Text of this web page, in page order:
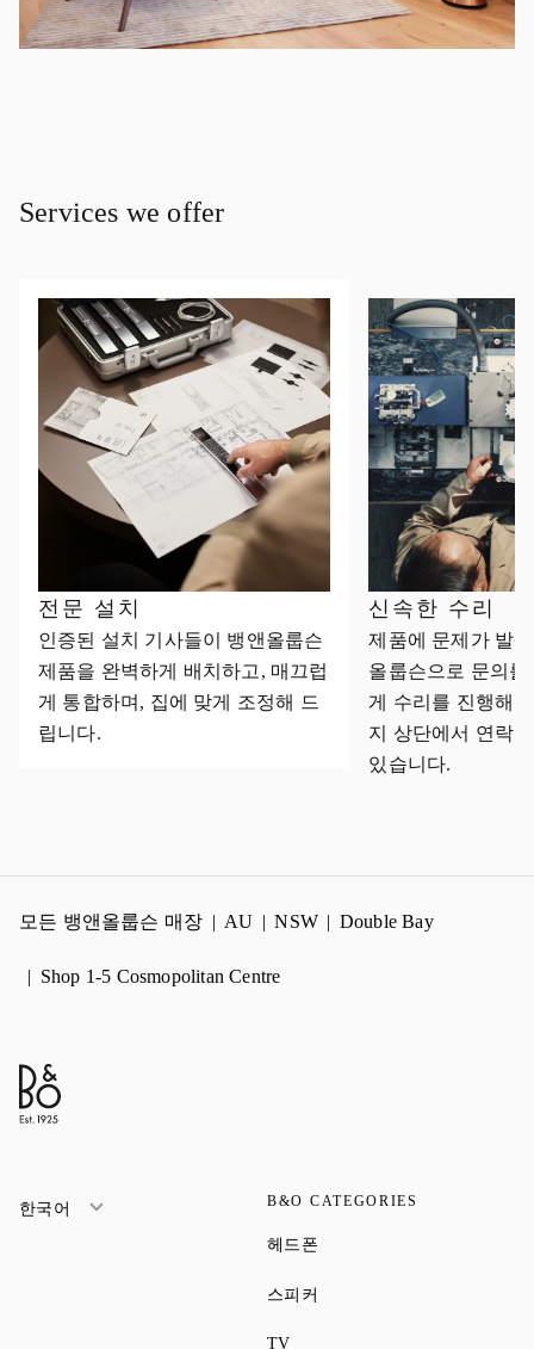
Services we offer
전문 설치
인증된 설치 기사들이 뱅앤올룹슨
제품을 완벽하게 배치하고, 매끄럽
게 통합하며, 집에 맞게 조정해 드
립니다.
신속한 수리
제품에 문제가 발
올룹슨으로 문의
게 수리를 진행해
지 상단에서 연락
있습니다.
모든 뱅앤올룹슨 매장 AU NSW Double Bay
Shop 1-5 Cosmopolitan Centre
한국어 B&O CATEGORIES
헤드폰
스피커
TVLink Opens in New Tab